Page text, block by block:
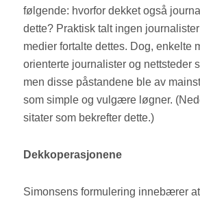
følgende: hvorfor dekket også
dette? Praktisk talt ingen
medier fortalte dettes. Dog, enkelte
orienterte journalister og nettsteder
men disse påstandene ble av
som simple og vulgære løgner.
sitater som bekrefter dette.)
Dekkoperasjonene
Simonsens formulering innebærer